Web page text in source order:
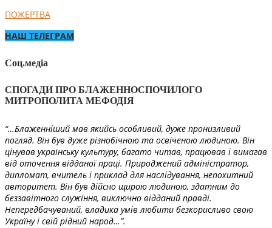
ПОЖЕРТВА
НАШ ТЕЛЕГРАМ
Соц.медіа
СПОГАДИ ПРО БЛАЖЕННОСПОЧИЛОГО
МИТРОПОЛИТА МЕФОДІЯ
“…Блаженніший мав якийсь особливий, дуже пронизливий
погляд. Він був дуже різнобічною та освіченою людиною. Він
цінував українську культуру, багато читав, працював і вимагав
від оточення відданої праці. Природжений адміністратор,
дипломат, вчитель і приклад для наслідування, непохитний
авторитет. Він був дійсно щирою людиною, здатним до
беззавітного служіння, виключно відданий правді.
Непередбачуваний, владика умів любити безкорисливо свою
Україну і свій рідний народ…”.